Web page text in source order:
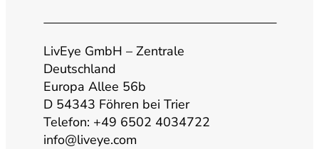
t
b
t
g
e
k
LivEye GmbH – Zentrale
Deutschland
Europa Allee 56b
D 54343 Föhren bei Trier
Telefon: +49 6502 4034722
info@liveye.com